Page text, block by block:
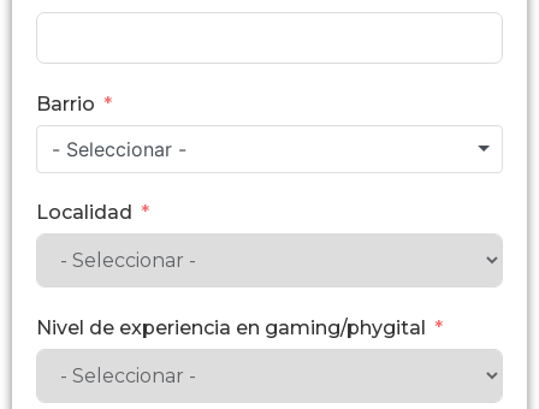
Barrio
- Seleccionar -
Localidad
Nivel de experiencia en gaming/phygital